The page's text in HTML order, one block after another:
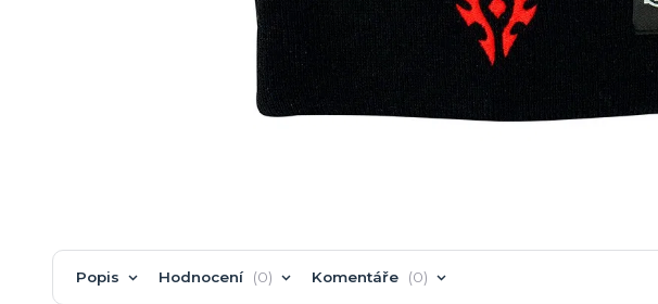
Popis Hodnocení 0 Komentáře 0